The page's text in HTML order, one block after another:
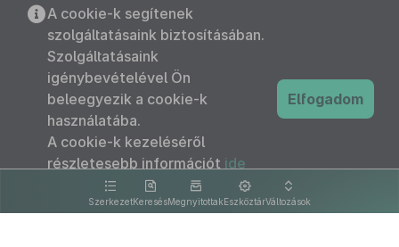
SzerkezetKeresésMegnyitottakEszköztárVáltozások
A cookie-k segítenek
szolgáltatásaink biztosításában.
Szolgáltatásaink
igénybevételével Ön
beleegyezik a cookie-k
használatába.
A cookie-k kezeléséről
részletesebb információt ide
kattintva olvashat.
Elfogadom